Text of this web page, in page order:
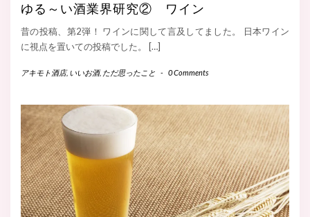
ゆる～い酒業界研究② ワイン
昔の投稿、第2弾！ ワインに関して言及してました。 日本ワイン
に視点を置いての投稿でした。 […]
アキモト酒店, いいお酒, ただ思ったこと - 0 Comments